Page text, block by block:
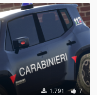
1.791 7